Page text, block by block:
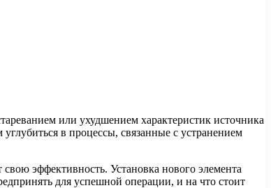
или ухудшением характеристик источника
в процессы, связанные с устранением
эффективность. Установка нового элемента
для успешной операции, и на что стоит